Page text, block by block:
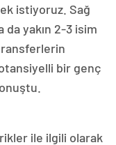
istiyoruz. Sağ
yakın 2-3 isim
bir genç
ile ilgili olarak